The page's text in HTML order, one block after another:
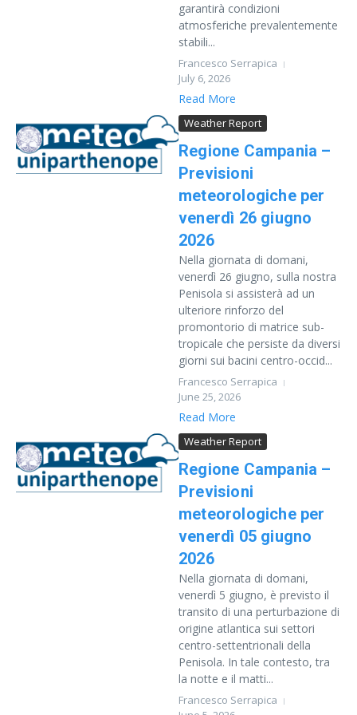
garantirà condizioni
atmosferiche prevalentemente
stabili...
Francesco Serrapica
July 6, 2026
Read More
Weather Report
Regione Campania –
Previsioni
meteorologiche per
venerdì 26 giugno
2026
Nella giornata di domani,
venerdì 26 giugno, sulla nostra
Penisola si assisterà ad un
ulteriore rinforzo del
promontorio di matrice sub-
tropicale che persiste da diversi
giorni sui bacini centro-occid...
Francesco Serrapica
June 25, 2026
Read More
Weather Report
Regione Campania –
Previsioni
meteorologiche per
venerdì 05 giugno
2026
Nella giornata di domani,
venerdì 5 giugno, è previsto il
transito di una perturbazione di
origine atlantica sui settori
centro-settentrionali della
Penisola. In tale contesto, tra
la notte e il matti...
Francesco Serrapica